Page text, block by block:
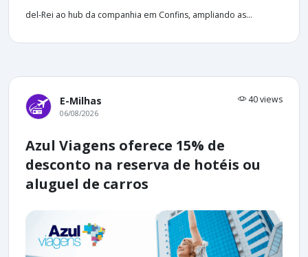
del-Rei ao hub da companhia em Confins, ampliando as...
E-Milhas 40 views
06/08/2026
Azul Viagens oferece 15% de
desconto na reserva de hotéis ou
aluguel de carros